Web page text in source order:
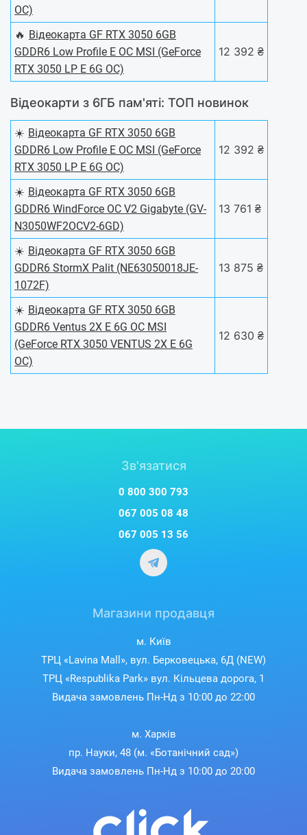
OC)
🔥 Відеокарта GF RTX 3050 6GB
GDDR6 Low Profile E OC MSI (GeForce
RTX 3050 LP E 6G OC)
12 392 ₴
Відеокарти з 6ГБ пам'яті: ТОП новинок
☀️ Відеокарта GF RTX 3050 6GB
GDDR6 Low Profile E OC MSI (GeForce
RTX 3050 LP E 6G OC)
12 392 ₴
☀️ Відеокарта GF RTX 3050 6GB
GDDR6 WindForce OC V2 Gigabyte (GV-
N3050WF2OCV2-6GD)
13 761 ₴
☀️ Відеокарта GF RTX 3050 6GB
GDDR6 StormX Palit (NE63050018JE-
1072F)
13 875 ₴
☀️ Відеокарта GF RTX 3050 6GB
GDDR6 Ventus 2X E 6G OC MSI
(GeForce RTX 3050 VENTUS 2X E 6G
OC)
12 630 ₴
Зв'язатися
0 800 300 793
067 005 08 48
067 005 13 56
Магазини продавця
м. Київ
ТРЦ «Lavina Mall», вул. Берковецька, 6Д (NEW)
ТРЦ «Respublika Park» вул. Кільцева дорога, 1
Видача замовлень Пн-Нд з 10:00 до 22:00
м. Харків
пр. Науки, 48 (м. «Ботанічний сад»)
Видача замовлень Пн-Нд з 10:00 до 20:00